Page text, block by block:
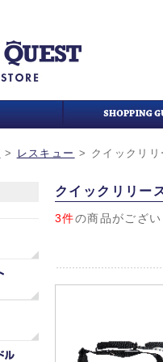
> レスキュー > クイックリリ
クイックリリー
3件の商品がござい